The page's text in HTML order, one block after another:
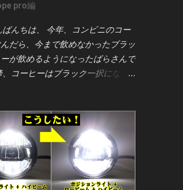
pro編
ばんちは、 今年、コンビニのコー
だら、今まで飲めなかったブラッ
が飲めるようになったばらさんで
、コーヒーはブラック一択になっ
ットのメーター[motoscope pro]を
い！」 そんな事ってあるよね？！
のスタイリッシュさ、機能性、そ
タム感を高めるこのメーターは、世
ルダーやライダーに人気です。しか